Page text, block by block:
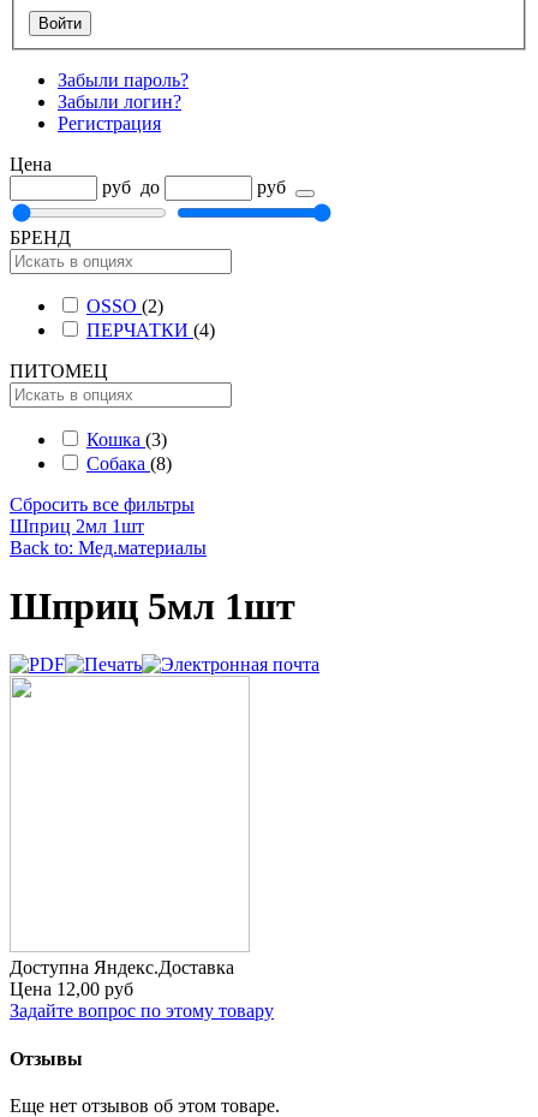
Забыли пароль?
Забыли логин?
Регистрация
Цена
руб до руб
БРЕНД
OSSO (2)
ПЕРЧАТКИ (4)
ПИТОМЕЦ
Кошка (3)
Собака (8)
Сбросить все фильтры
Шприц 2мл 1шт
Back to: Мед.материалы
Шприц 5мл 1шт
Доступна Яндекс.Доставка
Цена 12,00 руб
Задайте вопрос по этому товару
Отзывы
Еще нет отзывов об этом товаре.